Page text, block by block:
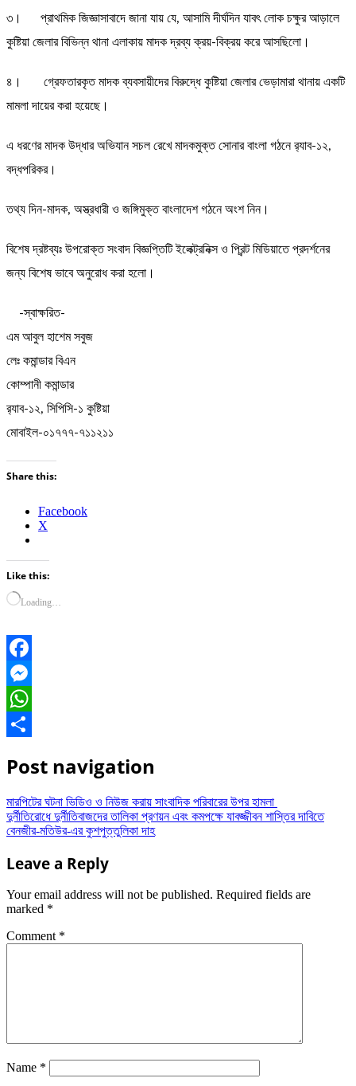
৩। প্রাথমিক জিজ্ঞাসাবাদে জানা যায় যে, আসামি দীর্ঘদিন যাবৎ লোক চক্ষুর আড়ালে
কুষ্টিয়া জেলার বিভিন্ন থানা এলাকায় মাদক দ্রব্য ক্রয়-বিক্রয় করে আসছিলো।
৪। গ্রেফতারকৃত মাদক ব্যবসায়ীদের বিরুদ্ধে কুষ্টিয়া জেলার ভেড়ামারা থানায় একটি
মামলা দায়ের করা হয়েছে।
এ ধরণের মাদক উদ্ধার অভিযান সচল রেখে মাদকমুক্ত সোনার বাংলা গঠনে র‌্যাব-১২,
বদ্ধপরিকর।
তথ্য দিন-মাদক, অস্ত্রধারী ও জঙ্গিমুক্ত বাংলাদেশ গঠনে অংশ নিন।
বিশেষ দ্রষ্টব্যঃ উপরোক্ত সংবাদ বিজ্ঞপ্তিটি ইলেক্ট্রনিক্স ও প্রিন্ট মিডিয়াতে প্রদর্শনের
জন্য বিশেষ ভাবে অনুরোধ করা হলো।
-স্বাক্ষরিত-
এম আবুল হাশেম সবুজ
লেঃ কমান্ডার বিএন
কোম্পানী কমান্ডার
র‌্যাব-১২, সিপিসি-১ কুষ্টিয়া
মোবাইল-০১৭৭৭-৭১১২১১
Share this:
Facebook
X
Like this:
Loading…
Facebook
Messenger
WhatsApp
Post navigation
মারপিটের ঘটনা ভিডিও ও নিউজ করায় সাংবাদিক পরিবারের উপর হামলা
দুর্নীতিরোধে দুর্নীতিবাজদের তালিকা প্রণয়ন এবং কমপক্ষে যাবজ্জীবন শাস্তির দাবিতে
বেনজীর-মতিউর-এর কুশপুত্তুলিকা দাহ
Leave a Reply
Your email address will not be published. Required fields are
marked *
Comment *
Name *